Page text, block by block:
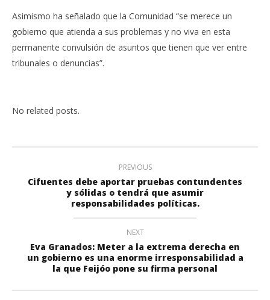
Asimismo ha señalado que la Comunidad “se merece un
gobierno que atienda a sus problemas y no viva en esta
permanente convulsión de asuntos que tienen que ver entre
tribunales o denuncias”.
No related posts.
PREVIOUS
Cifuentes debe aportar pruebas contundentes
y sólidas o tendrá que asumir
responsabilidades políticas.
NEXT
Eva Granados: Meter a la extrema derecha en
un gobierno es una enorme irresponsabilidad a
la que Feijóo pone su firma personal